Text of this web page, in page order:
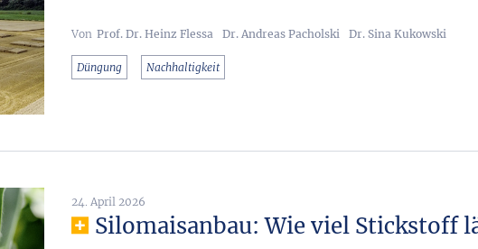
Prof. Dr. Heinz Flessa Dr. Andreas Pacholski Dr. Sina Kukowski
Düngung Nachhaltigkeit
24. April 2026
Silomaisanbau: Wie viel Stickstoff